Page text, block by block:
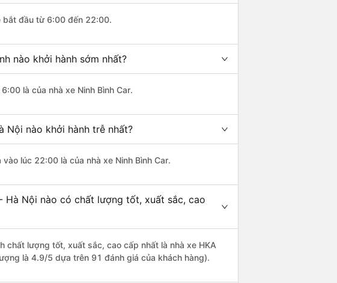
bắt đầu từ 6:00 đến 22:00.
nào khởi hành sớm nhất?
là của nhà xe Ninh Bình Car.
Nội nào khởi hành trễ nhất?
lúc 22:00 là của nhà xe Ninh Bình Car.
Hà Nội nào có chất lượng tốt, xuất sắc, cao
chất lượng tốt, xuất sắc, cao cấp nhất là nhà xe HKA
là 4.9/5 dựa trên 91 đánh giá của khách hàng).